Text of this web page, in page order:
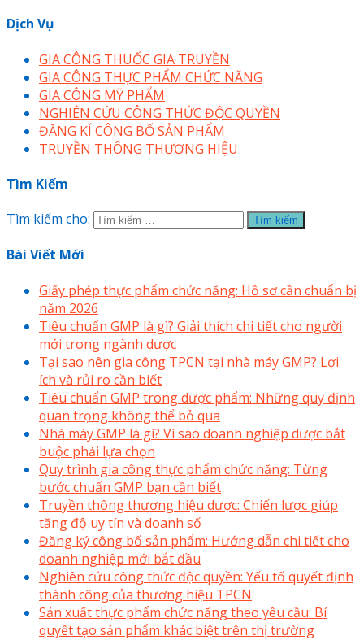
Dịch Vụ
GIA CÔNG THUỐC GIA TRUYỀN
GIA CÔNG THỰC PHẨM CHỨC NĂNG
GIA CÔNG MỸ PHẨM
NGHIÊN CỨU CÔNG THỨC ĐỘC QUYỀN
ĐĂNG KÍ CÔNG BỐ SẢN PHẨM
TRUYỀN THÔNG THƯƠNG HIỆU
Tìm Kiếm
Tìm kiếm cho:
Bài Viết Mới
Giấy phép thực phẩm chức năng: Hồ sơ cần chuẩn bị
năm 2026
Tiêu chuẩn GMP là gì? Giải thích chi tiết cho người
mới trong ngành dược
Tại sao nên gia công TPCN tại nhà máy GMP? Lợi
ích và rủi ro cần biết
Tiêu chuẩn GMP trong dược phẩm: Những quy định
quan trọng không thể bỏ qua
Nhà máy GMP là gì? Vì sao doanh nghiệp dược bắt
buộc phải lựa chọn
Quy trình gia công thực phẩm chức năng: Từng
bước chuẩn GMP bạn cần biết
Truyền thông thương hiệu dược: Chiến lược giúp
tăng độ uy tín và doanh số
Đăng ký công bố sản phẩm: Hướng dẫn chi tiết cho
doanh nghiệp mới bắt đầu
Nghiên cứu công thức độc quyền: Yếu tố quyết định
thành công của thương hiệu TPCN
Sản xuất thực phẩm chức năng theo yêu cầu: Bí
quyết tạo sản phẩm khác biệt trên thị trường